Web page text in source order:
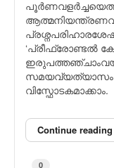
‘പ്രീഫ്രോണ്ടല്‍
വിസ്ഫോടകമാക്കാം.
Continue reading
0